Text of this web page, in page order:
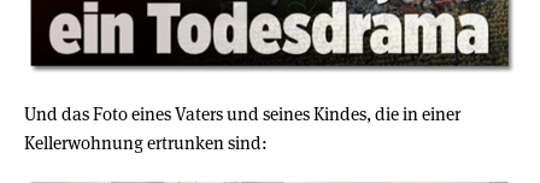
Und das Foto eines Vaters und seines Kindes, die in einer
Kellerwohnung ertrunken sind: